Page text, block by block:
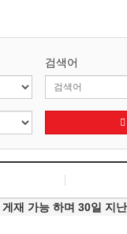
검색어
게재 가능 하며 30일 지